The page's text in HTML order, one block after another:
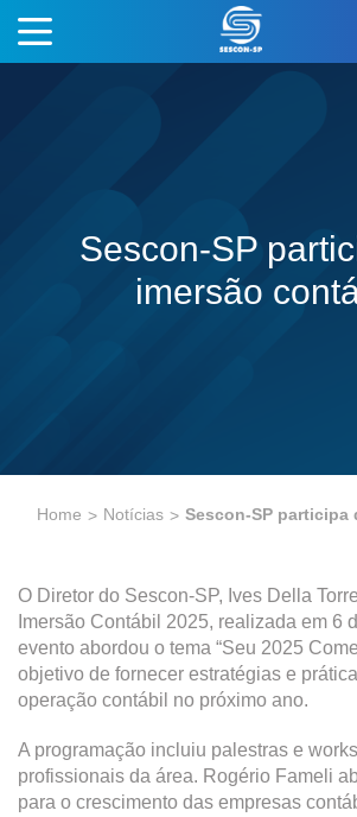
Sescon-SP
imersão
Home Notícias Sescon-SP participa
O Diretor do Sescon-SP, Ives Della
Imersão Contábil 2025, realizada em 6
evento abordou o tema “Seu 2025
objetivo de fornecer estratégias e
operação contábil no próximo ano.
A programação incluiu palestras e
profissionais da área. Rogério Fameli
para o crescimento das empresas